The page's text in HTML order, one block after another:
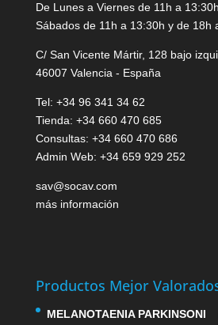
De Lunes a Viernes de 11h a
Sábados de 11h a 13:30h y de 18h
C/ San Vicente Mártir, 128 bajo
46007 Valencia - España
Tel: +34 96 341 34 62
Tienda: +34 660 470 685
Consultas: +34 660 470 686
Admin Web: +34 659 929 252
sav@socav.com
más información
Productos Mejor
MELANOTAENIA PARKINSONI